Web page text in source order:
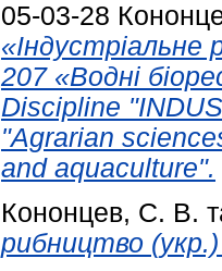
05-03-28
«Індустріальне
207 «Водні
Discipline
"Agrarian
and aquaculture".
Кононцев, С. В.
рибництво